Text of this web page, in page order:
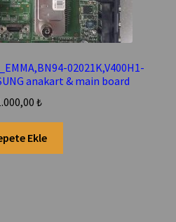
02021K,V400H1-
anakart & main board
₺
Ekle